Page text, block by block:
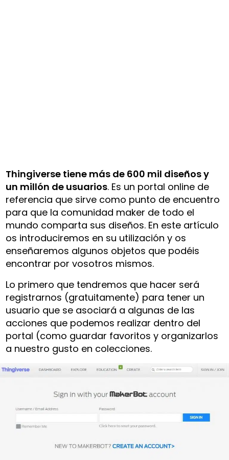
Thingiverse tiene más de 600 mil diseños y
un millón de usuarios. Es un portal online de
referencia que sirve como punto de encuentro
para que la comunidad maker de todo el
mundo comparta sus diseños. En este artículo
os introduciremos en su utilización y os
enseñaremos algunos objetos que podéis
encontrar por vosotros mismos.
Lo primero que tendremos que hacer será
registrarnos (gratuitamente) para tener un
usuario que se asociará a algunas de las
acciones que podemos realizar dentro del
portal (como guardar favoritos y organizarlos
a nuestro gusto en colecciones.